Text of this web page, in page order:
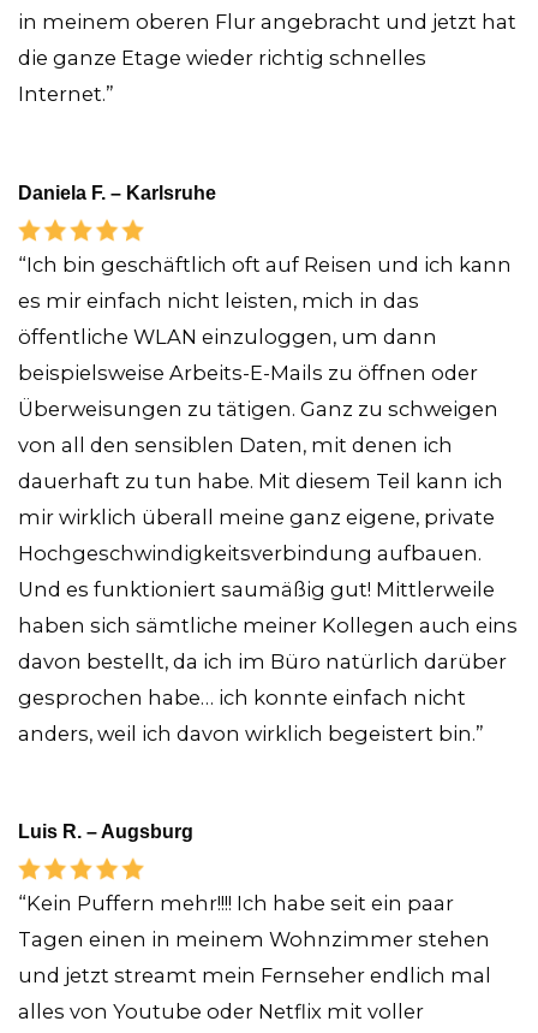
in meinem oberen Flur angebracht und jetzt hat
die ganze Etage wieder richtig schnelles
Internet.”
Daniela F. – Karlsruhe
“Ich bin geschäftlich oft auf Reisen und ich kann
es mir einfach nicht leisten, mich in das
öffentliche WLAN einzuloggen, um dann
beispielsweise Arbeits-E-Mails zu öffnen oder
Überweisungen zu tätigen. Ganz zu schweigen
von all den sensiblen Daten, mit denen ich
dauerhaft zu tun habe. Mit diesem Teil kann ich
mir wirklich überall meine ganz eigene, private
Hochgeschwindigkeitsverbindung aufbauen.
Und es funktioniert saumäßig gut! Mittlerweile
haben sich sämtliche meiner Kollegen auch eins
davon bestellt, da ich im Büro natürlich darüber
gesprochen habe… ich konnte einfach nicht
anders, weil ich davon wirklich begeistert bin.”
Luis R. – Augsburg
“Kein Puffern mehr!!!! Ich habe seit ein paar
Tagen einen in meinem Wohnzimmer stehen
und jetzt streamt mein Fernseher endlich mal
alles von Youtube oder Netflix mit voller